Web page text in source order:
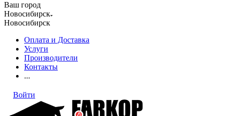
Ваш город
Новосибирск
Новосибирск
Оплата и Доставка
Услуги
Производители
Контакты
...
Войти